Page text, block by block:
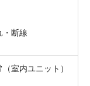
・断線
室内ユニット）